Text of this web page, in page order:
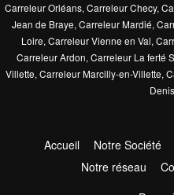
Carreleur Orléans,Carreleur Checy,
Jean de Braye,Carreleur Mardié,
Loire,Carreleur Vienne en Val,
Carreleur Ardon,Carreleur La ferté
Villette,Carreleur Marcilly-en-Villette,
Accueil Notre Société
Notre réseau